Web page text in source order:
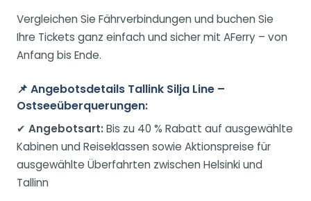
Vergleichen Sie Fährverbindungen und buchen Sie
Ihre Tickets ganz einfach und sicher mit AFerry – von
Anfang bis Ende.
📌 Angebotsdetails Tallink Silja Line –
Ostseeüberquerungen:
✔ Angebotsart:Bis zu 40 % Rabatt auf ausgewählte
Kabinen und Reiseklassen sowie Aktionspreise für
ausgewählte Überfahrten zwischen Helsinki und
Tallinn